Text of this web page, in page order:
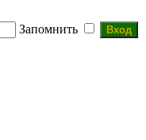
Запомнить